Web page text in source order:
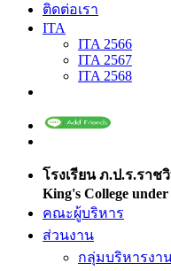
ติดต่อเรา
ITA
ITA 2566
ITA 2567
ITA 2568
โรงเรียน ภ.ป.ร.รา
King's College
คณะผู้บริหาร
ส่วนงาน
กลุ่มบริหารงา